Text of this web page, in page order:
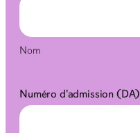
Nom
Numéro d'admission (DA)